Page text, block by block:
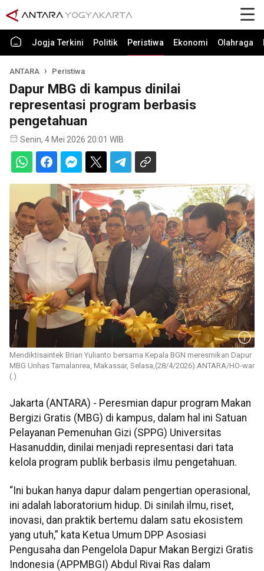
Jogja Terkini Politik Peristiwa Ekonomi Olahraga
ANTARA Peristiwa
Dapur MBG di kampus dinilai
representasi program berbasis
pengetahuan
Senin, 4 Mei 2026 20:01 WIB
Mendiktisaintek Brian Yulianto bersama Kepala BGN meresmikan Dapur
MBG Unhas Tamalanrea, Makassar, Selasa,(28/4/2026).ANTARA/HO-war
(.)
Jakarta (ANTARA) - Peresmian dapur program Makan
Bergizi Gratis (MBG) di kampus, dalam hal ini Satuan
Pelayanan Pemenuhan Gizi (SPPG) Universitas
Hasanuddin, dinilai menjadi representasi dari tata
kelola program publik berbasis ilmu pengetahuan.
“Ini bukan hanya dapur dalam pengertian operasional,
ini adalah laboratorium hidup. Di sinilah ilmu, riset,
inovasi, dan praktik bertemu dalam satu ekosistem
yang utuh,” kata Ketua Umum DPP Asosiasi
Pengusaha dan Pengelola Dapur Makan Bergizi Gratis
Indonesia (APPMBGI) Abdul Rivai Ras dalam